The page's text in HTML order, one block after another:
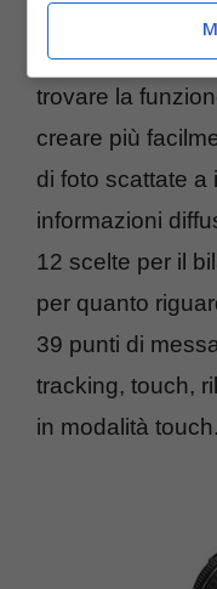
attraverso il
alla sorella
trovare la
creare più
di foto scattate a
informazioni
12 scelte per il
per quanto
39 punti di
tracking, touch,
in modalità touch.